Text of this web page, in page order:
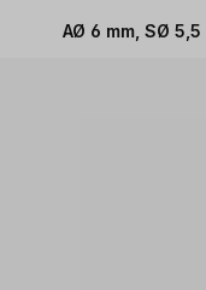
AØ 6 mm, SØ